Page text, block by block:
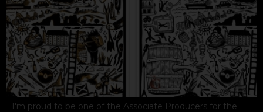
I'm proud to be one of the Associate Producers for the